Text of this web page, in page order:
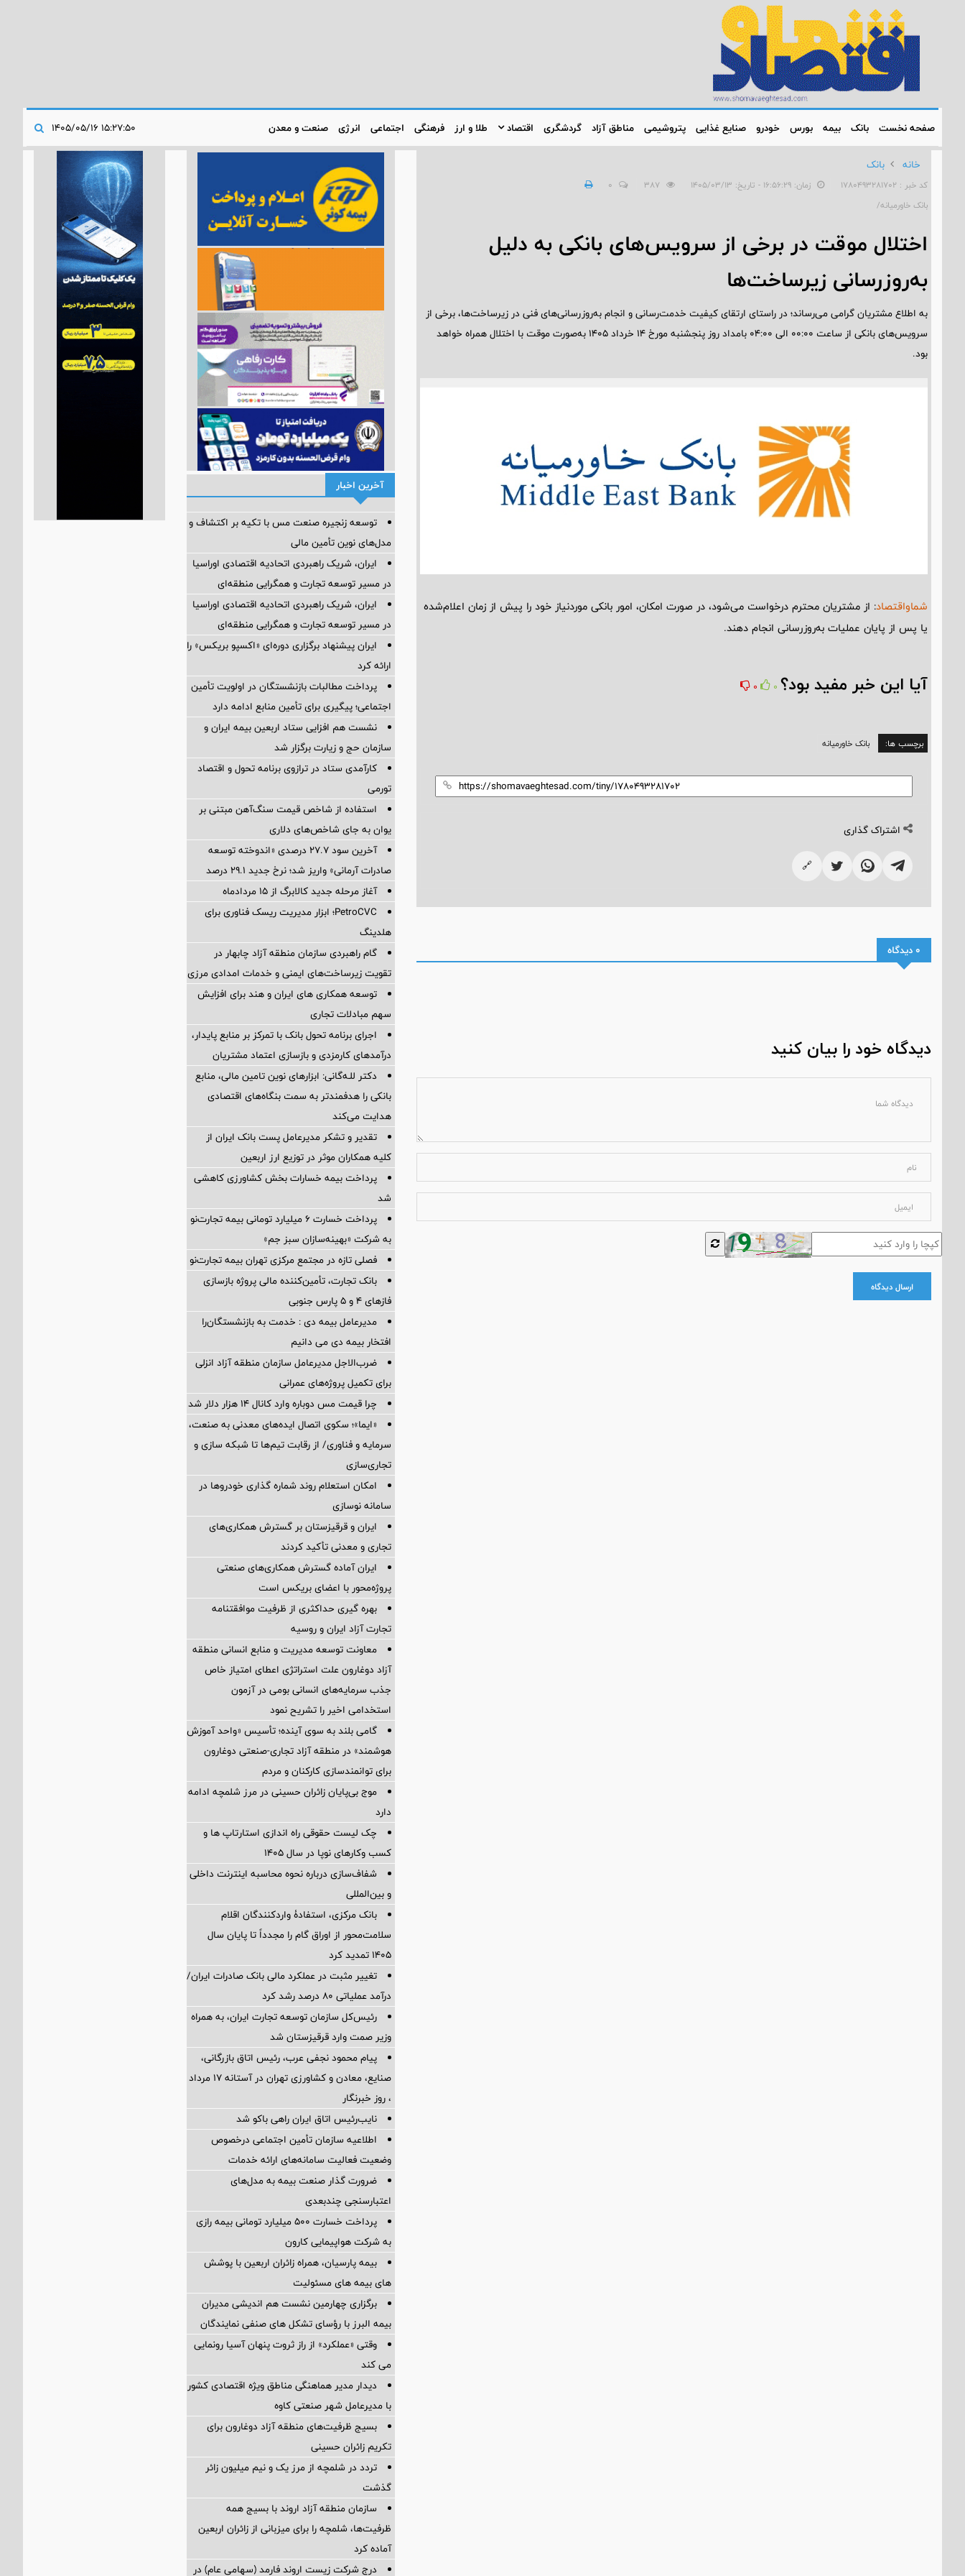
صفحه نخست بانک بیمه بورس خودرو صنایع غذایی پتروشیمی مناطق آزاد گردشگری اقتصاد طلا و ارز فرهنگی اجتماعی انرژی صنعت و معدن
خانه بانک
کد خبر : 1780493281702 زمان: ۱۶:۵۶:۲۹ - تاریخ: ۱۴۰۵/۰۳/۱۳
0
بانک خاورمیانه/
اختلال موقت در برخی از سرویس‌های بانکی به دلیل
به‌روزرسانی زیرساخت‌ها
به اطلاع مشتریان گرامی می‌رساند؛ در راستای ارتقای کیفیت خدمت‌رسانی و انجام به‌روزرسانی‌های فنی در زیرساخت‌ها، برخی از
سرویس‌های بانکی از ساعت ۰۰:۰۰ الی ۰۴:۰۰ بامداد روز پنجشنبه مورخ ۱۴ خرداد ۱۴۰۵ به‌صورت موقت با اختلال همراه خواهد
بود.
شماواقتصاد: از مشتریان محترم درخواست می‌شود، در صورت امکان، امور بانکی موردنیاز خود را پیش از زمان اعلام‌شده
یا پس از پایان عملیات به‌روزرسانی انجام دهند.
آیا این خبر مفید بود؟ 0
0
برچسب ها: بانک خاورمیانه
اشتراک گذاری
🔗
0 دیدگاه
دیدگاه خود را بیان کنید
ارسال دیدگاه
آخرین اخبار
توسعه زنجیره صنعت مس با تکیه بر اکتشاف و
مدل‌های نوین تأمین مالی
ایران، شریک راهبردی اتحادیه اقتصادی اوراسیا
در مسیر توسعه تجارت و همگرایی منطقه‌ای
ایران، شریک راهبردی اتحادیه اقتصادی اوراسیا
در مسیر توسعه تجارت و همگرایی منطقه‌ای
ایران پیشنهاد برگزاری دوره‌ای «اکسپو بریکس» را
ارائه کرد
پرداخت مطالبات بازنشستگان در اولویت تأمین
اجتماعی؛ پیگیری برای تأمین منابع ادامه دارد
نشست هم افزایی ستاد اربعین بیمه ایران و
سازمان حج و زیارت برگزار شد
کارآمدی ستاد در ترازوی برنامه تحول و اقتصاد
تورمی
استفاده از شاخص قیمت سنگ‌آهن مبتنی بر
یوان به جای شاخص‌های دلاری
آخرین سود ۲۷.۷ درصدی «اندوخته توسعه
صادرات آرمانی» واریز شد؛ نرخ جدید ۲۹.۱ درصد
آغاز مرحله جدید کالابرگ از ۱۵ مردادماه
PetroCVC؛ ابزار مدیریت ریسک فناوری برای
هلدینگ
گام راهبردی سازمان منطقه آزاد چابهار در
تقویت زیرساخت‌های ایمنی و خدمات امدادی مرزی
توسعه همکاری های ایران و هند برای افزایش
سهم مبادلات تجاری
اجرای برنامه تحول بانک با تمرکز بر منابع پایدار،
درآمدهای کارمزدی و بازسازی اعتماد مشتریان
دکتر للـه‌گانی: ابزارهای نوین تامین مالی، منابع
بانکی را هدفمندتر به سمت بنگاه‌های اقتصادی
هدایت می‌کند
تقدیر و تشکر مدیرعامل پست بانک ایران از
کلیه همکاران موثر در توزیع ارز اربعین
پرداخت بیمه خسارات بخش کشاورزی کاهشی
شد
پرداخت خسارت ۶ میلیارد تومانی بیمه تجارت‌نو
به شرکت «بهینه‌سازان سبز جم»
فصلی تازه در مجتمع مرکزی تهران بیمه تجارت‌نو
بانک تجارت، تأمین‌کننده مالی پروژه بازسازی
فازهای ۴ و ۵ پارس جنوبی
مدیرعامل بیمه دی : خدمت به بازنشستگان‌را
افتخار بیمه دی می دانیم
ضرب‌الاجل مدیرعامل سازمان منطقه آزاد انزلی
برای تكمیل پروژه‌های عمرانی
چرا قیمت مس دوباره وارد کانال ۱۴ هزار دلار شد
«ایما»؛ سکوی اتصال ایده‌های معدنی به صنعت،
سرمایه و فناوری/ از رقابت تیم‌ها تا شبکه سازی و
تجاری‌سازی
امکان استعلام روند شماره گذاری خودروها در
سامانه نوسازی
ایران و قرقیزستان بر گسترش همکاری‌های
تجاری و معدنی تأکید کردند
ایران آماده گسترش همکاری‌های صنعتی
پروژه‌محور با اعضای بریکس است
بهره گیری حداکثری از ظرفیت موافقتنامه
تجارت آزاد ایران و روسیه
معاونت توسعه مدیریت و منابع انسانی منطقه
آزاد دوغارون علت استراتژی اعطای امتیاز خاص
جذب سرمایه‌های انسانی بومی در آزمون
استخدامی اخیر را تشریح نمود
گامی بلند به سوی آینده؛ تأسیس «واحد آموزش
هوشمند» در منطقه آزاد تجاری-صنعتی دوغارون
برای توانمندسازی کارکنان و مردم
موج بی‌پایان زائران حسینی در مرز شلمچه ادامه
دارد
چک لیست حقوقی راه اندازی استارتاپ ها و
کسب وکارهای نوپا در سال ۱۴۰۵
شفاف‌سازی درباره نحوه محاسبه اینترنت داخلی
و بین‌المللی
بانک مرکزی، استفادۀ واردکنندگان اقلام
سلامت‌محور از اوراق گام را مجدداً تا پایان سال
۱۴۰۵ تمدید کرد
تغییر مثبت در عملکرد مالی بانک صادرات ایران/
درآمد عملیاتی 80 درصد رشد کرد
رئیس‌کل سازمان توسعه تجارت ایران، به همراه
وزیر صمت وارد قرقیزستان شد
پیام محمود نجفی عرب، رئیس اتاق بازرگانی،
صنایع، معادن و کشاورزی تهران در آستانه 17 مرداد
، روز خبرنگار
نایب‌رئیس اتاق ایران راهی باکو شد
اطلاعیه سازمان تأمین اجتماعی درخصوص
وضعیت فعالیت سامانه‌های ارائه خدمات
ضرورت گذار صنعت بیمه به مدل‌های
اعتبارسنجی چندبعدی
پرداخت خسارت ۵۰۰ میلیارد تومانی بیمه رازی
به شرکت هواپیمایی کارون
بیمه پارسیان، همراه زائران اربعین با پوشش
های بیمه های مسئولیت
برگزاری چهارمین نشست هم اندیشی مدیران
بیمه البرز با رؤسای تشکل های صنفی نمایندگان
وقتی «عملکرد» از راز ثروت پنهان آسیا رونمایی
می کند
دیدار مدیر هماهنگی مناطق ویژه اقتصادی کشور
با مدیرعامل شهر صنعتی کاوه
بسیج ظرفیت‌های منطقه آزاد دوغارون برای
تکریم زائران حسینی
تردد در شلمچه از مرز یک و نیم میلیون زائر
گذشت
سازمان منطقه آزاد اروند با بسیج همه
ظرفیت‌ها، شلمچه را برای میزبانی از زائران اربعین
آماده کرد
درج شرکت زیست اروند فارمد (سهامی عام) در